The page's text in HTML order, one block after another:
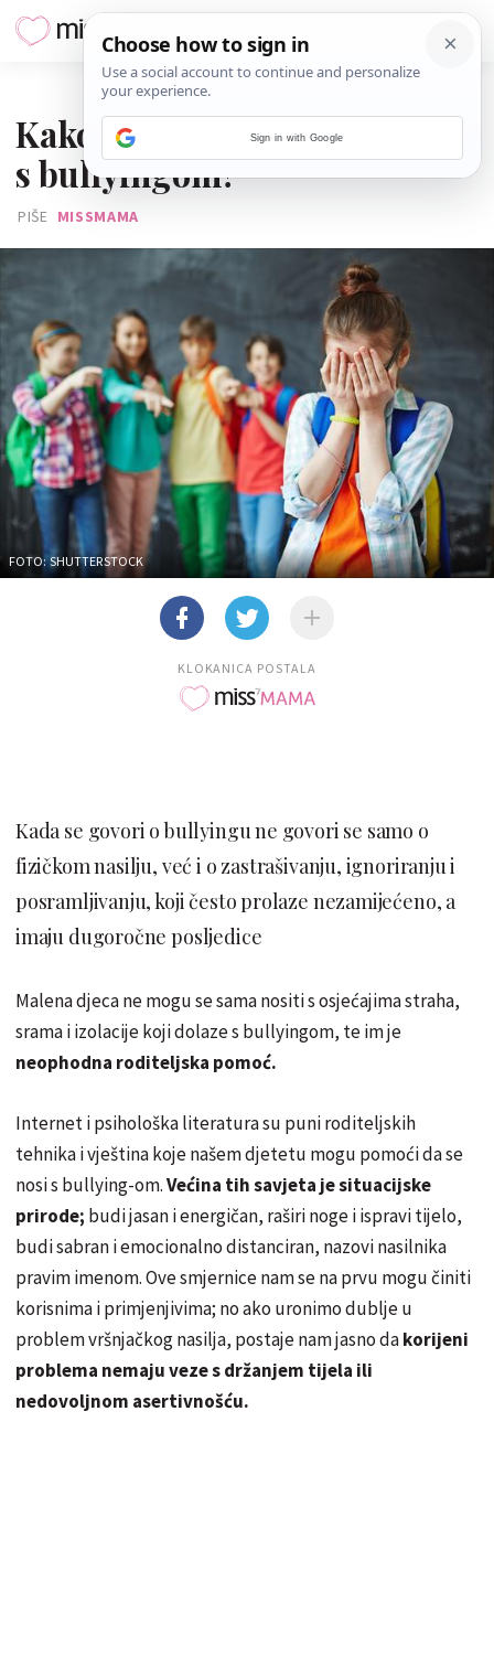
Kako pomoći djetetu nositi se
s bullyingom?
PIŠE MISSMAMA
FOTO: SHUTTERSTOCK
KLOKANICA POSTALA
Kada se govori o bullyingu ne govori se samo o
fizičkom nasilju, već i o zastrašivanju, ignoriranju i
posramljivanju, koji često prolaze nezamijećeno, a
imaju dugoročne posljedice
Malena djeca ne mogu se sama nositi s osjećajima straha,
srama i izolacije koji dolaze s bullyingom, te im je
neophodna roditeljska pomoć.
Internet i psihološka literatura su puni roditeljskih
tehnika i vještina koje našem djetetu mogu pomoći da se
nosi s bullying-om.Većina tih savjeta je situacijske
prirode; budi jasan i energičan, raširi noge i ispravi tijelo,
budi sabran i emocionalno distanciran, nazovi nasilnika
pravim imenom. Ove smjernice nam se na prvu mogu činiti
korisnima i primjenjivima; no ako uronimo dublje u
problem vršnjačkog nasilja, postaje nam jasno dakorijeni
problema nemaju veze s držanjem tijela ili
nedovoljnom asertivnošću.
Sign in with Google